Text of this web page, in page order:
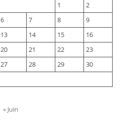
1
2
6 7 8
9
13 14 15
16
20 21 22
23
27 28 29
30
« Juin